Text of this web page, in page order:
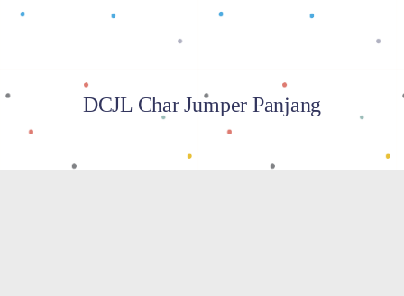
DCJL Char Jumper Panjang